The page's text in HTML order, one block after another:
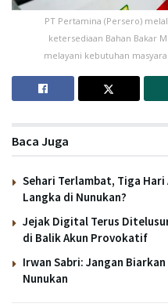
PT Pertamina (Persero)
ketersediaan Bahan Bakar
melayani kebutuhan
Baca Juga
Sehari Terlambat, Tiga Hari
Langka di Nunukan?
Jejak Digital Terus
di Balik Akun Provokatif
Irwan Sabri: Jangan
Nunukan